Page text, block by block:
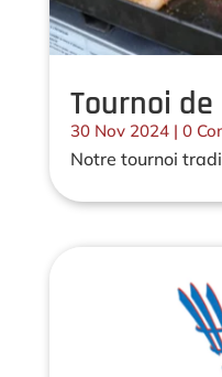
Tournoi
30 Nov 2024| 0
Notre tournoi